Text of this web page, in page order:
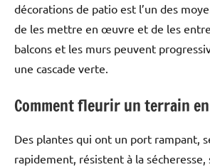
décorations de patio est l’un des
de les mettre en œuvre et de les
balcons et les murs peuvent
une cascade verte.
Comment fleurir un terrain
Des plantes qui ont un port rampant,
rapidement, résistent à la sécheresse,